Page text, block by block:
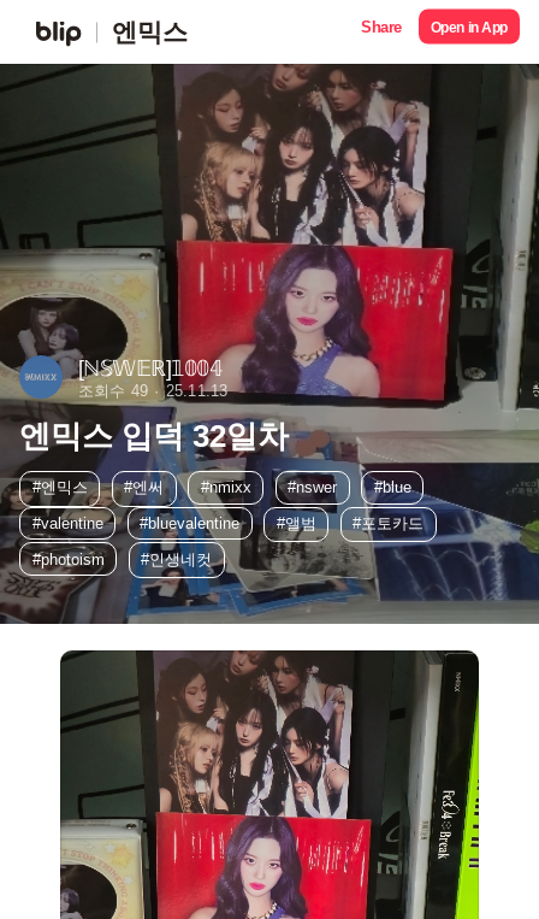
엔믹스 Share Open in App
[ℕ𝕊𝕎𝔼ℝ]𝟙𝟘𝟘𝟜
조회수 49 25.11.13
엔믹스 입덕 32일차
#엔믹스 #엔써 #nmixx #nswer
#blue
#valentine
#bluevalentine #앨범
#포토카드
#photoism
#인생네컷